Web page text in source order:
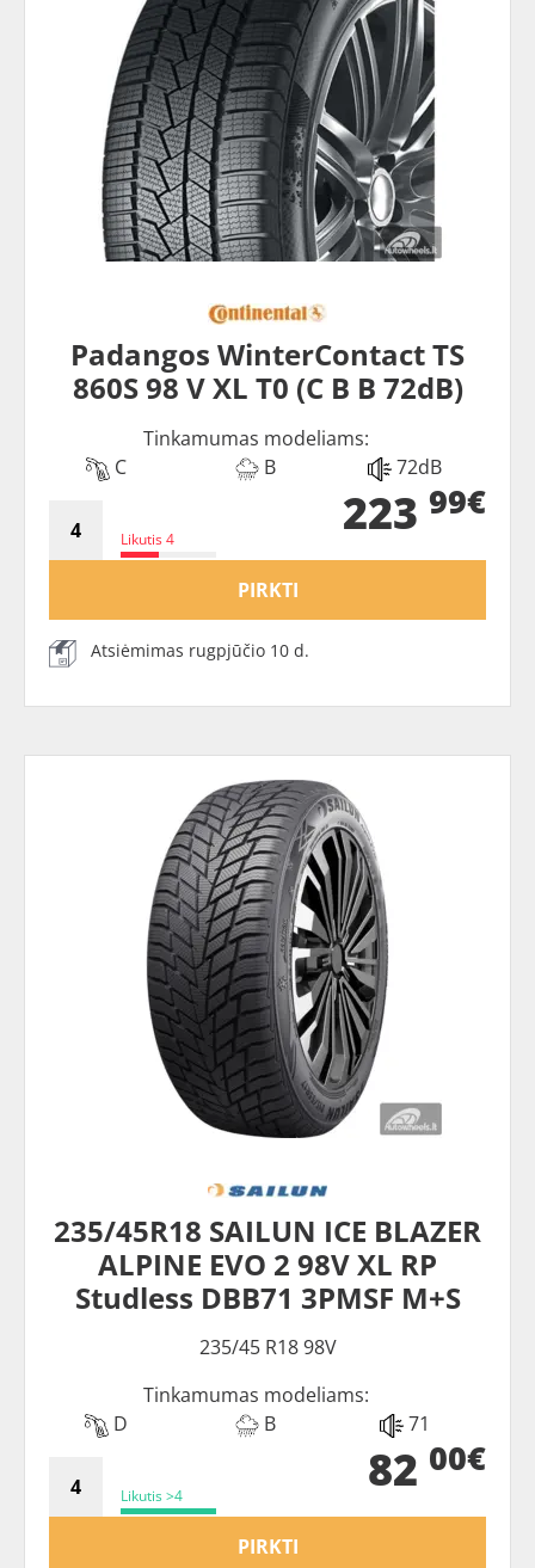
Padangos WinterContact TS
860S 98 V XL T0 (C B B 72dB)
Tinkamumas modeliams:
C
B 72dB
Likutis 4 223 99€
PIRKTI
Atsiėmimas rugpjūčio 10 d.
235/45R18 SAILUN ICE BLAZER
ALPINE EVO 2 98V XL RP
Studless DBB71 3PMSF M+S
235/45 R18 98V
Tinkamumas modeliams:
D
B 71
Likutis >4 82 00€
PIRKTI